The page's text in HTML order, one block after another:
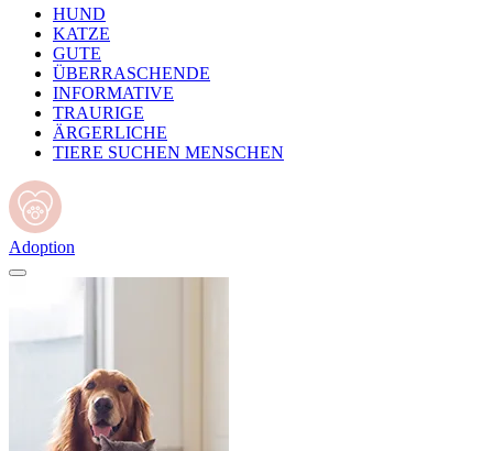
HUND
KATZE
GUTE
ÜBERRASCHENDE
INFORMATIVE
TRAURIGE
ÄRGERLICHE
TIERE SUCHEN MENSCHEN
Adoption